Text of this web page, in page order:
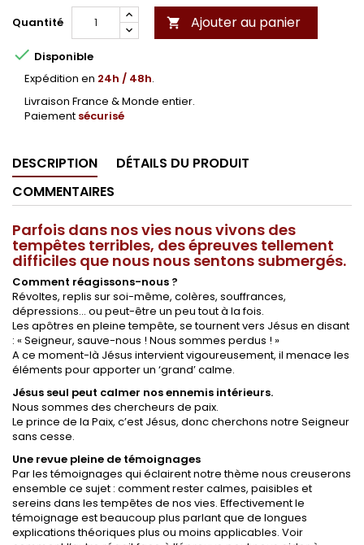
Quantité  Ajouter au panier
 Disponible
Expédition en 24h / 48h.
Livraison France & Monde entier.
Paiement sécurisé
DESCRIPTION
DÉTAILS DU PRODUIT
COMMENTAIRES
Parfois dans nos vies nous vivons des
tempêtes terribles, des épreuves tellement
difficiles que nous nous sentons submergés.
Comment réagissons-nous ?
Révoltes, replis sur soi-même, colères, souffrances,
dépressions... ou peut-être un peu tout à la fois.
Les apôtres en pleine tempête, se tournent vers Jésus en disant
: « Seigneur, sauve-nous ! Nous sommes perdus ! »
A ce moment-là Jésus intervient vigoureusement, il menace les
éléments pour apporter un ‘grand’ calme.
Jésus seul peut calmer nos ennemis intérieurs.
Nous sommes des chercheurs de paix.
Le prince de la Paix, c’est Jésus, donc cherchons notre Seigneur
sans cesse.
Une revue pleine de témoignages
Par les témoignages qui éclairent notre thème nous creuserons
ensemble ce sujet : comment rester calmes, paisibles et
sereins dans les tempêtes de nos vies. Effectivement le
témoignage est beaucoup plus parlant que de longues
explications théoriques plus ou moins applicables. Voir